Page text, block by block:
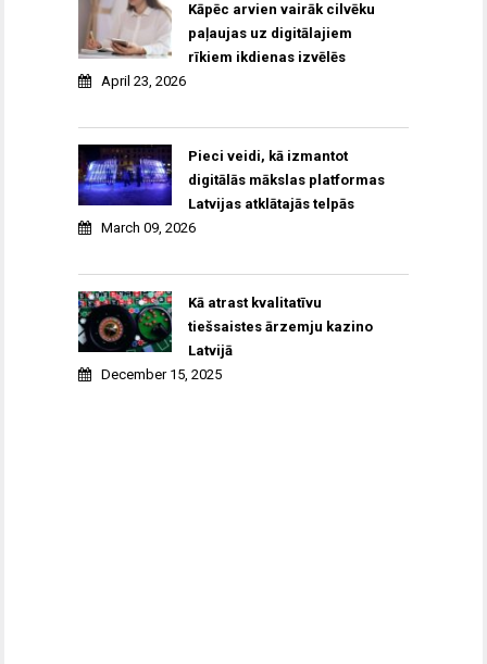
Kāpēc arvien vairāk cilvēku
paļaujas uz digitālajiem
rīkiem ikdienas izvēlēs
April 23, 2026
Pieci veidi, kā izmantot
digitālās mākslas platformas
Latvijas atklātajās telpās
March 09, 2026
Kā atrast kvalitatīvu
tiešsaistes ārzemju kazino
Latvijā
December 15, 2025